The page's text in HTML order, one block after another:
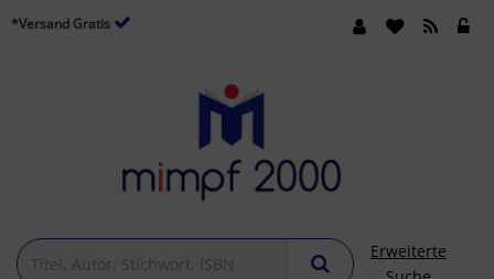
*Versand Gratis
Erweiterte